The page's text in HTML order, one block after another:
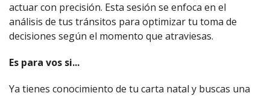
actuar con precisión. Esta sesión se enfoca en el
análisis de tus tránsitos para optimizar tu toma de
decisiones según el momento que atraviesas.
Es para vos si...
Ya tienes conocimiento de tu carta natal y buscas una